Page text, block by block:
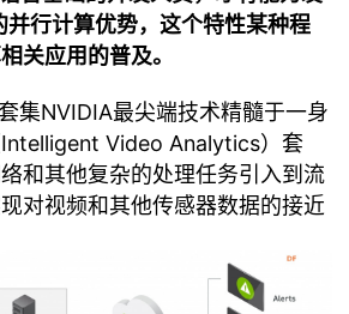
并行计算优势，这个特性某种程
关应用的普及。
集NVIDIA最尖端技术精髓于一身
Video Analytics）套
和其他复杂的处理任务引入到流
对视频和其他传感器数据的接近